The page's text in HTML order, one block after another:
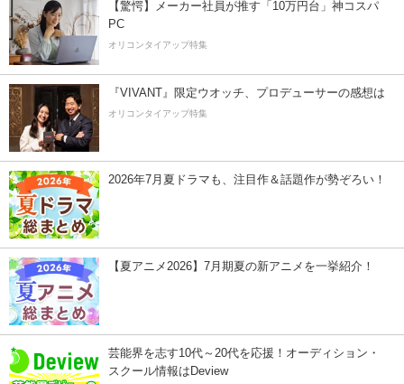
【驚愕】メーカー社員が推す「10万円台」神コスパ
PC
オリコンタイアップ特集
『VIVANT』限定ウオッチ、プロデューサーの感想は
オリコンタイアップ特集
2026年7月夏ドラマも、注目作＆話題作が勢ぞろい！
【夏アニメ2026】7月期夏の新アニメを一挙紹介！
芸能界を志す10代～20代を応援！オーディション・
スクール情報はDeview